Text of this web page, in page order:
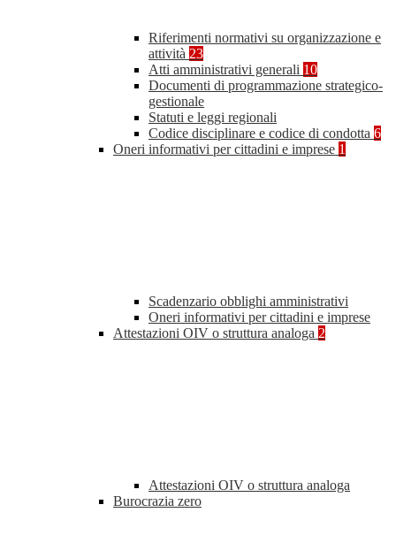
Riferimenti normativi su organizzazione e
attività 23
Atti amministrativi generali 10
Documenti di programmazione strategico-
gestionale
Statuti e leggi regionali
Codice disciplinare e codice di condotta 6
Oneri informativi per cittadini e imprese 1
Scadenzario obblighi amministrativi
Oneri informativi per cittadini e imprese
Attestazioni OIV o struttura analoga 2
Attestazioni OIV o struttura analoga
Burocrazia zero